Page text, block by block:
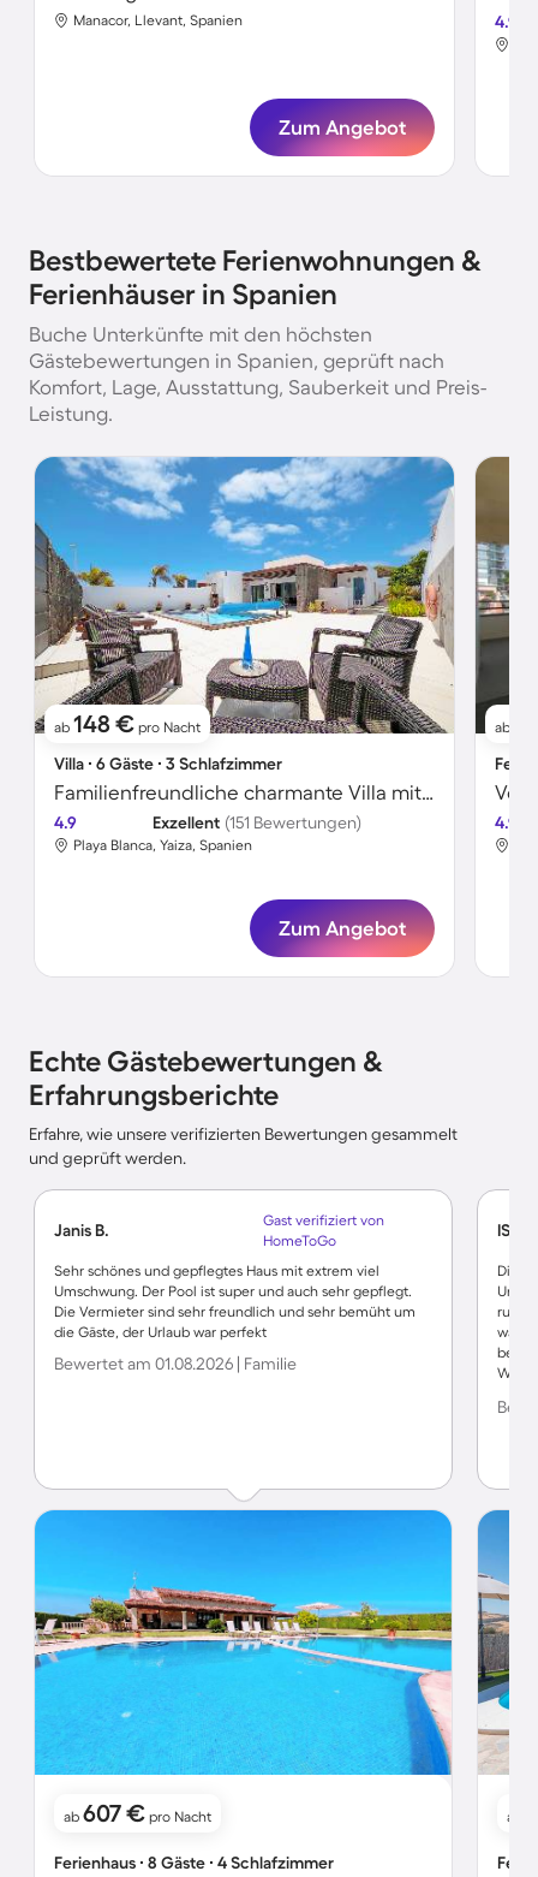
Manacor, Llevant, Spanien
Zum Angebot
4.9
Bestbewertete Ferienwohnungen &
Ferienhäuser in Spanien
Buche Unterkünfte mit den höchsten
Gästebewertungen in Spanien, geprüft nach
Komfort, Lage, Ausstattung, Sauberkeit und Preis-
Leistung.
ab 148 € pro Nacht
Villa ∙ 6 Gäste ∙ 3 Schlafzimmer
Familienfreundliche charmante Villa mit privatem Pool, Garten und Terrasse | Bergblick
4.9 Exzellent (151 Bewertungen)
Playa Blanca, Yaiza, Spanien
Zum Angebot
ab
4.9
Echte Gästebewertungen &
Erfahrungsberichte
Erfahre, wie unsere verifizierten Bewertungen gesammelt
und geprüft werden.
Janis B.
Gast verifiziert von
HomeToGo
Sehr schönes und gepflegtes Haus mit extrem viel
Umschwung. Der Pool ist super und auch sehr gepflegt.
Die Vermieter sind sehr freundlich und sehr bemüht um
die Gäste, der Urlaub war perfekt
Bewertet am 01.08.2026 | Familie
ab 607 € pro Nacht
Ferienhaus ∙ 8 Gäste ∙ 4 Schlafzimmer
Die
ruhig
was
Wir
ab